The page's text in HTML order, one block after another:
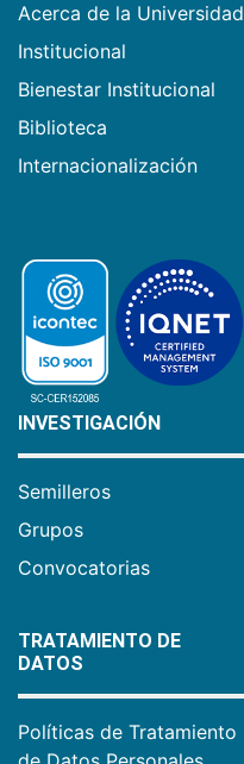
Acerca de la Universidad
Institucional
Bienestar Institucional
Biblioteca
Internacionalización
INVESTIGACIÓN
Semilleros
Grupos
Convocatorias
TRATAMIENTO DE
DATOS
Políticas de Tratamiento